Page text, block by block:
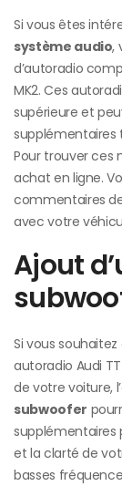
Si vous êtes
système audio,
d’autoradio
MK2. Ces
supérieure et
supplémentaires
Pour trouver ces
achat en ligne.
commentaires
avec votre
Ajout
Si vous
autoradio Audi
de votre voiture,
subwoofer
supplémentaires
et la clarté de
basses